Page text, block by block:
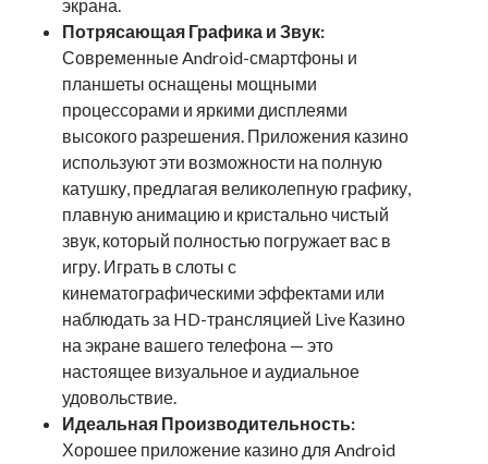
экрана.
Потрясающая Графика и Звук:
Современные Android-смартфоны и
планшеты оснащены мощными
процессорами и яркими дисплеями
высокого разрешения. Приложения казино
используют эти возможности на полную
катушку, предлагая великолепную графику,
плавную анимацию и кристально чистый
звук, который полностью погружает вас в
игру. Играть в слоты с
кинематографическими эффектами или
наблюдать за HD-трансляцией Live Казино
на экране вашего телефона — это
настоящее визуальное и аудиальное
удовольствие.
Идеальная Производительность:
Хорошее приложение казино для Android